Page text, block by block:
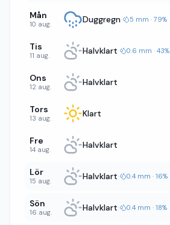
Mån
10 aug. Duggregn· 5 mm · 79%
Tis
11 aug. Halvklart· 0.6 mm · 43%
Ons
12 aug. Halvklart
Tors
13 aug. Klart
Fre
14 aug. Halvklart
Lör
15 aug. Halvklart· 0.4 mm · 16%
Sön
16 aug. Halvklart· 0.4 mm · 18%